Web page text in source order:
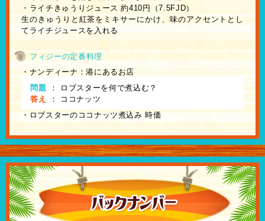
・ライチきゅうりジュース 約410円（7.5FJD）
生のきゅうりと紅茶をミキサーにかけ、味のアクセントとし
てライチジュースを入れる
フィジーの定番料理
・ナンディーナ：港にあるお店
問題
：
ロブスターを何で煮込む？
答え
：
ココナッツ
・ロブスターのココナッツ煮込み 時価